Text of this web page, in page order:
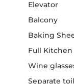
Elevator
Balcony
Baking
Full Kitchen
Wine
Separate